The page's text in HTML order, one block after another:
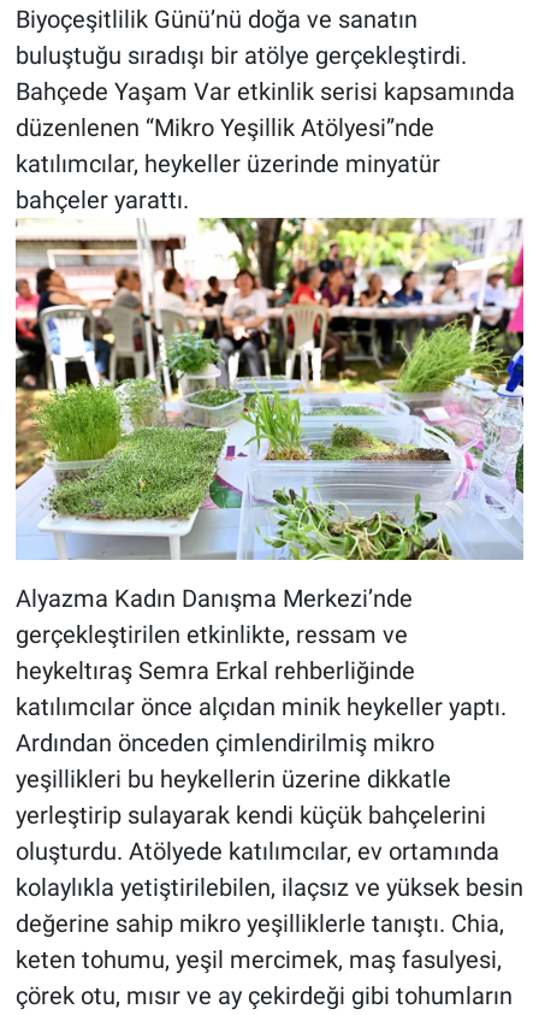
Biyoçeşitlilik Günü’nü doğa ve sanatın
buluştuğu sıradışı bir atölye gerçekleştirdi.
Bahçede Yaşam Var etkinlik serisi kapsamında
düzenlenen “Mikro Yeşillik Atölyesi”nde
katılımcılar, heykeller üzerinde minyatür
bahçeler yarattı.
Alyazma Kadın Danışma Merkezi’nde
gerçekleştirilen etkinlikte, ressam ve
heykeltıraş Semra Erkal rehberliğinde
katılımcılar önce alçıdan minik heykeller yaptı.
Ardından önceden çimlendirilmiş mikro
yeşillikleri bu heykellerin üzerine dikkatle
yerleştirip sulayarak kendi küçük bahçelerini
oluşturdu. Atölyede katılımcılar, ev ortamında
kolaylıkla yetiştirilebilen, ilaçsız ve yüksek besin
değerine sahip mikro yeşilliklerle tanıştı. Chia,
keten tohumu, yeşil mercimek, maş fasulyesi,
çörek otu, mısır ve ay çekirdeği gibi tohumların